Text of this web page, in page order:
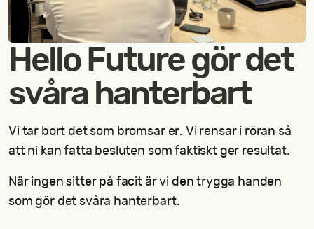
Hello Future gör det
svåra hanterbart
Vi tar bort det som bromsar er. Vi rensar i röran så
att ni kan fatta besluten som faktiskt ger resultat.
När ingen sitter på facit är vi den trygga handen
som gör det svåra hanterbart.